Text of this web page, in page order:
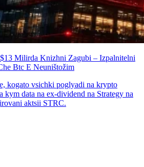
Milirda Knizhni Zagubi – Izpalnitelni
Btc E Neuništožim
kogato vsichki poglyadi na krypto
kym data na ex-dividend na Strategy na
aktsii STRC.